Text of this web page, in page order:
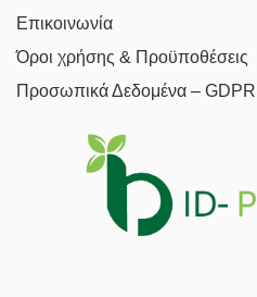
Επικοινωνία
Όροι χρήσης & Προϋποθέσεις
Προσωπικά Δεδομένα – GDPR